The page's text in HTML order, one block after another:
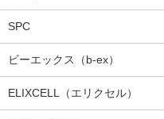
SPC
ビーエックス（b-ex）
ELIXCELL（エリクセル）